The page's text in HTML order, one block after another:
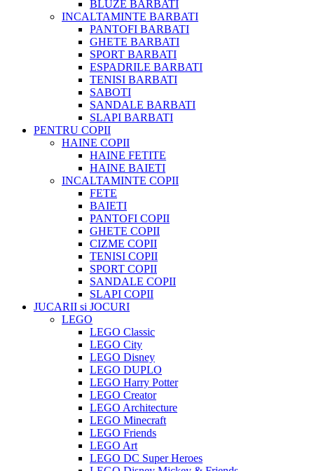
BLUZE BARBATI
INCALTAMINTE BARBATI
PANTOFI BARBATI
GHETE BARBATI
SPORT BARBATI
ESPADRILE BARBATI
TENISI BARBATI
SABOTI
SANDALE BARBATI
SLAPI BARBATI
PENTRU COPII
HAINE COPII
HAINE FETITE
HAINE BAIETI
INCALTAMINTE COPII
FETE
BAIETI
PANTOFI COPII
GHETE COPII
CIZME COPII
TENISI COPII
SPORT COPII
SANDALE COPII
SLAPI COPII
JUCARII si JOCURI
LEGO
LEGO Classic
LEGO City
LEGO Disney
LEGO DUPLO
LEGO Harry Potter
LEGO Creator
LEGO Architecture
LEGO Minecraft
LEGO Friends
LEGO Art
LEGO DC Super Heroes